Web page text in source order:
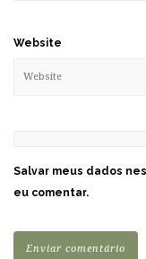
Website
Salvar meus dados
eu comentar.